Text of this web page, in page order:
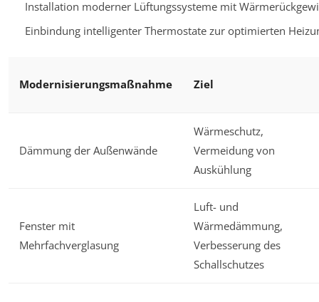
Installation moderner Lüftungssysteme mit
Einbindung intelligenter Thermostate zur optimierten
Modernisierungsmaßnahme Ziel
Dämmung der Außenwände
Wärmeschutz,
Vermeidung von
Auskühlung
Fenster mit
Mehrfachverglasung
Luft- und
Wärmedämmung,
Verbesserung des
Schallschutzes